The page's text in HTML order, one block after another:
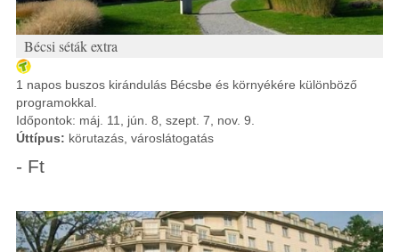
Bécsi séták extra
1 napos buszos kirándulás Bécsbe és környékére különböző
programokkal.
Időpontok: máj. 11, jún. 8, szept. 7, nov. 9.
Úttípus: körutazás, városlátogatás
- Ft